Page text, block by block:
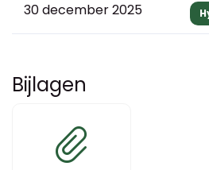
30 december 2025
Bijlagen